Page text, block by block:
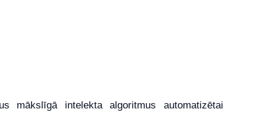
mākslīgā intelekta algoritmus automatizētai